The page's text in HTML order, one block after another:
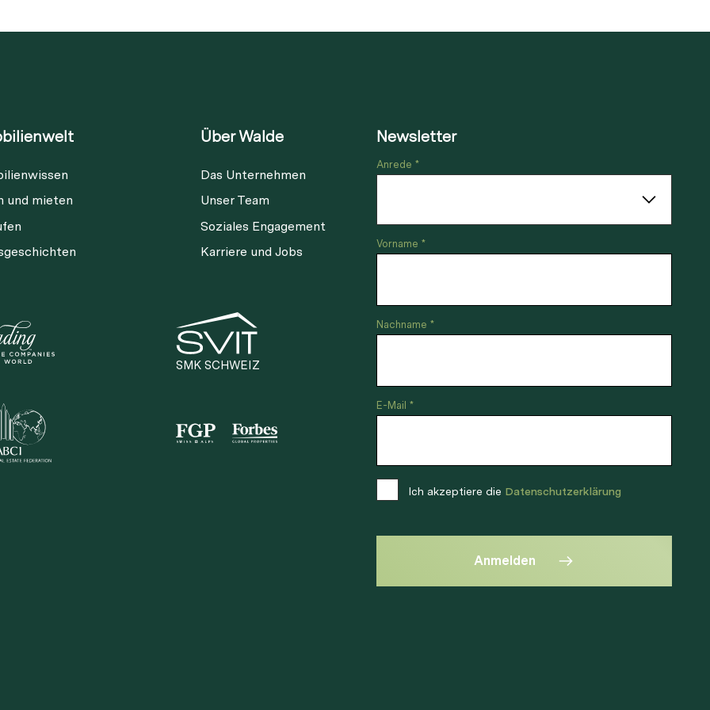
und mieten
Über Walde
Das Unternehmen
Unser Team
Soziales Engagement
Karriere und Jobs
SMK SCHWEIZ
Newsletter
Anrede *
Vorname *
Nachname *
E-Mail *
Ich akzeptiere die Datenschutzerklärung
Anmelden
Immobilie ist nicht mehr
Link kopieren